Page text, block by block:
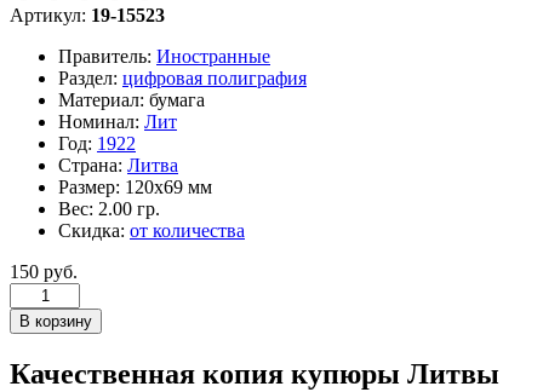
Артикул: 19-15523
Правитель: Иностранные
Раздел: цифровая полиграфия
Материал: бумага
Номинал: Лит
Год: 1922
Страна: Литва
Размер: 120х69 мм
Вес: 2.00 гр.
Скидка: от количества
150 руб.
Качественная копия купюры Литвы